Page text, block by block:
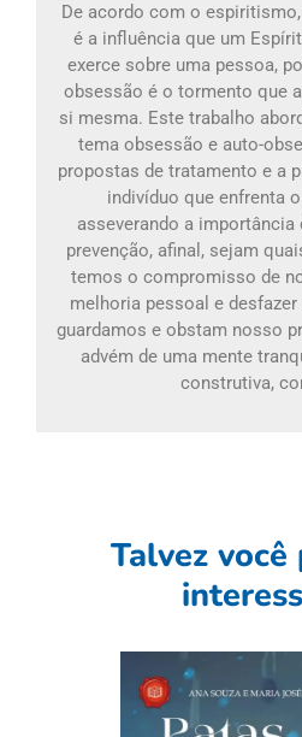
De acordo com o
é a influência que um
exerce sobre uma pessoa,
obsessão é o tormento que
si mesma. Este trabalho
tema obsessão e auto-
propostas de tratamento e a
indivíduo que enfrenta
asseverando a
prevenção, afinal, sejam
temos o compromisso de
melhoria pessoal e
guardamos e obstam nosso
advém de uma mente
construtiva,
Talvez você